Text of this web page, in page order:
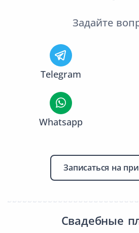
Задайте
Telegram
Whatsapp
Записаться на
Свадебные